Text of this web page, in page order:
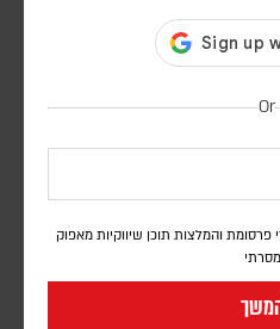
Or
והמלצות תוכן שיווקיות מאפוק
למשבר אספקה ממשי